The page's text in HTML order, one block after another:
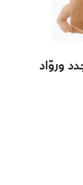
وروّاد